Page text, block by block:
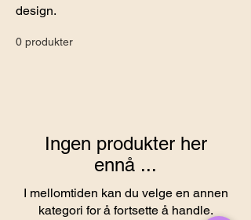
design.
0 produkter
Ingen produkter her
ennå ...
I mellomtiden kan du velge en annen
kategori for å fortsette å handle.